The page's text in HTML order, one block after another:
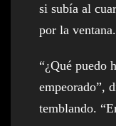
si subía al
por la ventana.
“¿Qué puedo
empeorado”,
temblando.